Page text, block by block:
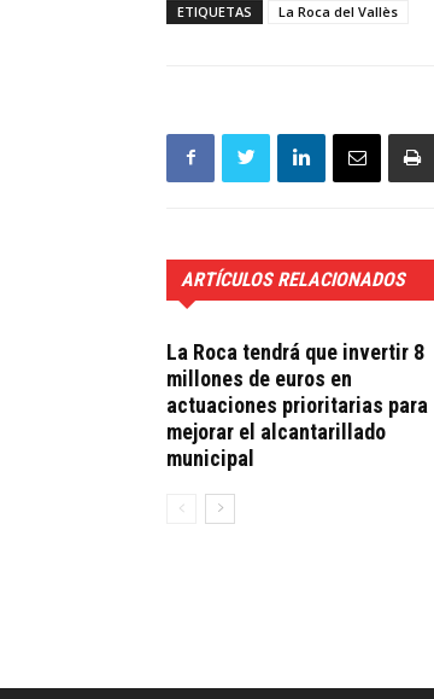
ETIQUETAS La Roca del Vallès
ARTÍCULOS RELACIONADOS
La Roca tendrá que invertir 8
millones de euros en
actuaciones prioritarias para
mejorar el alcantarillado
municipal